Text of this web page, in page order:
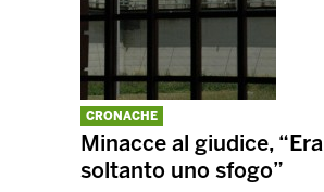
CRONACHE
Minacce al giudice, “Era
soltanto uno sfogo”